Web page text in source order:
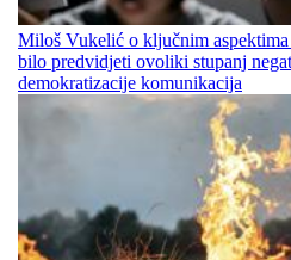
Miloš Vukelić o ključnim
bilo predvidjeti ovoliki stupanj
demokratizacije komunikacija